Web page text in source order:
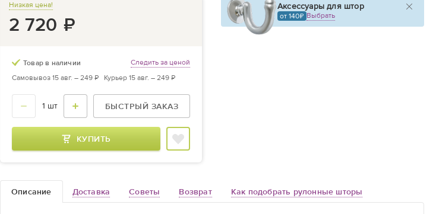
Низкая цена!
2 720 ₽
Товар в наличии
Следить за ценой
Самовывоз 15 авг. – 249 ₽ Курьер 15 авг. – 249 ₽
БЫСТРЫЙ ЗАКАЗ
КУПИТЬ
Аксессуары для штор
от 140 Выбрать
Описание Доставка Cоветы Возврат Как подобрать рулонные шторы